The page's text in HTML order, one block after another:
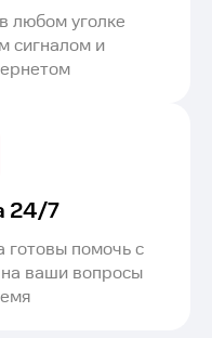
любом уголке
сигналом и
24/7
помочь с
ваши вопросы